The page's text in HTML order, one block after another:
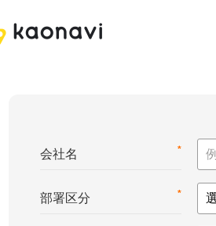
*
会社名
*
部署区分